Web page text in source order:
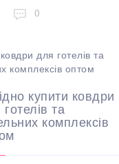
0
купити ковдри
та
комплексів